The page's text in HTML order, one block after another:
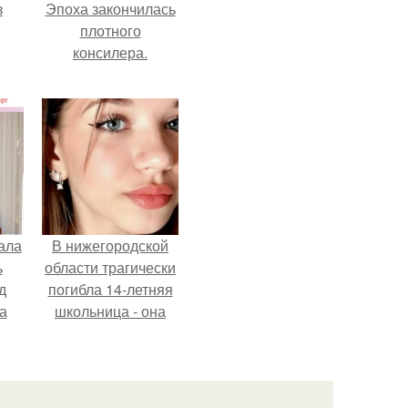
Эпоха закончилась
плотного
консилера.
В нижегородской
области трагически
погибла 14-летняя
школьница - она
к контрольной по